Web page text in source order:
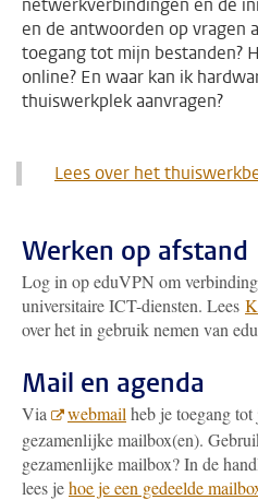
netwerkverbindingen en de
en de antwoorden op vragen
toegang tot mijn bestanden?
online? En waar kan ik
thuiswerkplek aanvragen?
Lees over het
Werken op afstand
Log in op eduVPN om
universitaire ICT-diensten. Lees
over het in gebruik nemen van
Mail en agenda
Via webmail heb je toegang
gezamenlijke mailbox(en).
gezamenlijke mailbox? In de
lees jehoe je een gedeelde